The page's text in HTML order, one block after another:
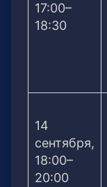
17:00–
18:30
14
сентября,
18:00–
20:00